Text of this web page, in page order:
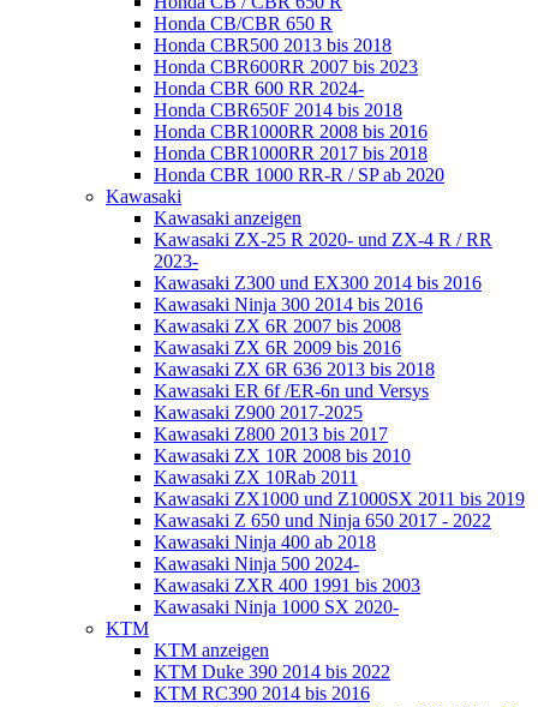
Honda CB/CBR 650 R
Honda CBR500 2013 bis 2018
Honda CBR600RR 2007 bis 2023
Honda CBR 600 RR 2024-
Honda CBR650F 2014 bis 2018
Honda CBR1000RR 2008 bis 2016
Honda CBR1000RR 2017 bis 2018
Honda CBR 1000 RR-R / SP ab 2020
Kawasaki
Kawasaki anzeigen
Kawasaki ZX-25 R 2020- und ZX-4 R / RR
2023-
Kawasaki Z300 und EX300 2014 bis 2016
Kawasaki Ninja 300 2014 bis 2016
Kawasaki ZX 6R 2007 bis 2008
Kawasaki ZX 6R 2009 bis 2016
Kawasaki ZX 6R 636 2013 bis 2018
Kawasaki ER 6f /ER-6n und Versys
Kawasaki Z900 2017-2025
Kawasaki Z800 2013 bis 2017
Kawasaki ZX 10R 2008 bis 2010
Kawasaki ZX 10Rab 2011
Kawasaki ZX1000 und Z1000SX 2011 bis 2019
Kawasaki Z 650 und Ninja 650 2017 - 2022
Kawasaki Ninja 400 ab 2018
Kawasaki Ninja 500 2024-
Kawasaki ZXR 400 1991 bis 2003
Kawasaki Ninja 1000 SX 2020-
KTM
KTM anzeigen
KTM Duke 390 2014 bis 2022
KTM RC390 2014 bis 2016